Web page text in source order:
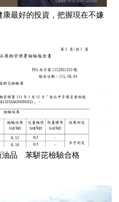
最好的投資，把握現在不嫌
油品 苯駢芘檢驗合格